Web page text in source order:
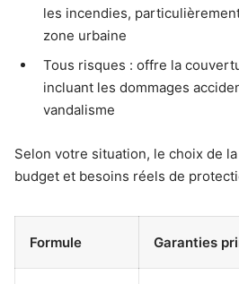
les incendies,
zone urbaine
Tous risques : offre la
incluant les dommages
vandalisme
Selon votre situation, le choix de
budget et besoins réels de
Formule Garanties